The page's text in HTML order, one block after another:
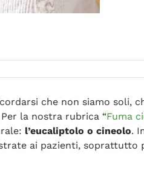
che non siamo soli,
la nostra rubrica “Fuma
l’eucaliptolo o cineolo.
ai pazienti, soprattutto